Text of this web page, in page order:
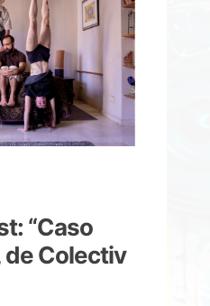
“Caso
de Colectiv